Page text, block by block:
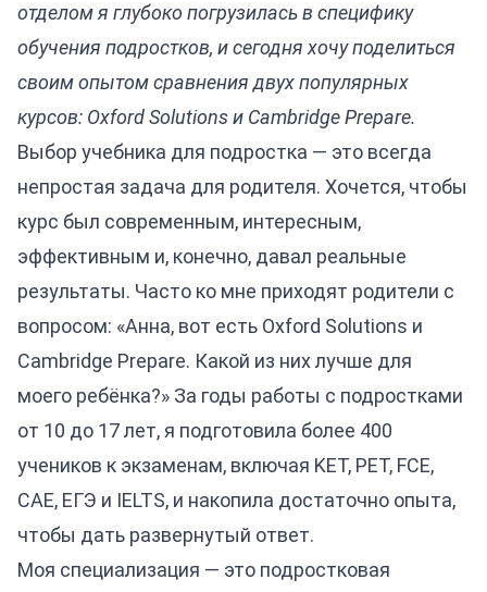
отделом я глубоко погрузилась в специфику
обучения подростков, и сегодня хочу поделиться
своим опытом сравнения двух популярных
курсов: Oxford Solutions и Cambridge Prepare.
Выбор учебника для подростка — это всегда
непростая задача для родителя. Хочется, чтобы
курс был современным, интересным,
эффективным и, конечно, давал реальные
результаты. Часто ко мне приходят родители с
вопросом: «Анна, вот есть Oxford Solutions и
Cambridge Prepare. Какой из них лучше для
моего ребёнка?» За годы работы с подростками
от 10 до 17 лет, я подготовила более 400
учеников к экзаменам, включая KET, PET, FCE,
CAE, ЕГЭ и IELTS, и накопила достаточно опыта,
чтобы дать развернутый ответ.
Моя специализация — это подростковая